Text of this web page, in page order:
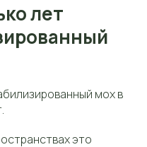
лет
мох в
это